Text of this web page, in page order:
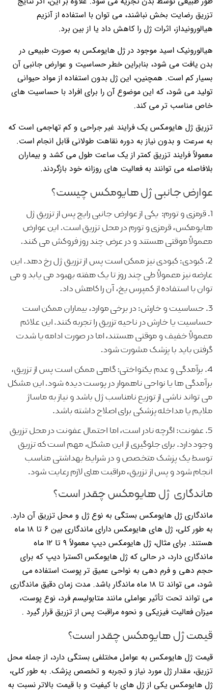
تزریق رضایت بخش نباشند، می توان با استفاده از آنزیم
هیالورونیداز، اثرات ژل را کاهش داد یا از بین برد.
هیالورونیک اسید موجود در ژل هایومکس به صورت طبیعی در
بدن یافت می شود، بنابراین خطر حساسیت و عوارض جانبی آن
بسیار کم است. همچنین، این ژل بدون استفاده از مواد حیوانی
تولید می شود، که این موضوع آن را برای افراد با حساسیت های
خاص مناسب تر می کند.
تزریق ژل هایومکس یک فرایند غیر جراحی و کم تهاجمی است که
به سرعت و بدون نیاز به دوره نقاهت طولانی قابل انجام است.
معمولاً فرایند تزریق کمتر از یک ساعت طول می کشد و بیماران
بلافاصله می توانند به فعالیت های روزانه خود بازگردند.
عوارض جانبی ژل هایومکس چیست؟
1. قرمزی و تورم: یکی از عوارض جانبی رایج پس از تزریق ژل
هایومکس، قرمزی و تورم در محل تزریق است. این عوارض
معمولاً موقتی هستند و در عرض چند روز فروکش می کنند.
2. کبودی: کبودی نیز ممکن است پس از تزریق ژل رخ دهد. این
عارضه نیز معمولاً طی چند روز تا یک هفته بهبود می یابد و می
توان با استفاده از کمپرس یخ، آن را کاهش داد.
3. حساسیت و خارش: در برخی موارد، بیماران ممکن است
حساسیت یا خارش در ناحیه تزریق را تجربه کنند. این علائم
معمولاً خفیف و موقتی هستند، اما در صورت ادامه یا شدت
گرفتن باید با پزشک مشورت شود.
4. برآمدگی و عدم یکنواختی: گاهی ممکن است پس از تزریق،
برآمدگی ها یا نواحی ناهموار در پوست دیده شود. این مشکل
می تواند ناشی از توزیع نامناسب ژل باشد و نیاز به ماساژ
ملایم یا مداخله پزشکی برای اصلاح داشته باشد.
5. عفونت: اگرچه نادر است، اما احتمال عفونت در محل تزریق
وجود دارد. برای جلوگیری از این مشکل، مهم است که تزریق
توسط یک پزشک متخصص و در شرایط بهداشتی مناسب
انجام شود و پس از تزریق، مراقبت های لازم رعایت شود.
ماندگاری ژل هایومکس چقدر است؟
ماندگاری ژل هایومکس بستگی به نوع ژل و محل تزریق آن دارد.
به طور کلی، ژل های هایومکس دارای ماندگاری بین ۶ تا ۱۸ ماه
هستند. برای مثال، ژل هایومکس دیپ معمولاً ۹ تا ۱۲ ماه
ماندگاری دارد، در حالی که ژل هایومکس اکسترا دیپ که برای
حجم دهی و فرم دهی به نواحی عمیق تر پوست استفاده می
شود، می تواند تا ۱۸ ماه ماندگار باشد. مدت زمان دقیق ماندگاری
می تواند تحت تأثیر عواملی مانند متابولیسم فرد، نوع پوست،
میزان فعالیت فیزیکی و نحوه مراقبت پس از تزریق قرار گیرد .
قیمت ژل هایومکس چقدر است؟
قیمت ژل هایومکس به عوامل مختلفی بستگی دارد، از جمله محل
تزریق، مقدار ژل مورد نیاز و تجربه و تخصص پزشک. به طور کلی،
ژل هایومکس یکی از ژل های با کیفیت و با قیمت بالاتر نسبت به